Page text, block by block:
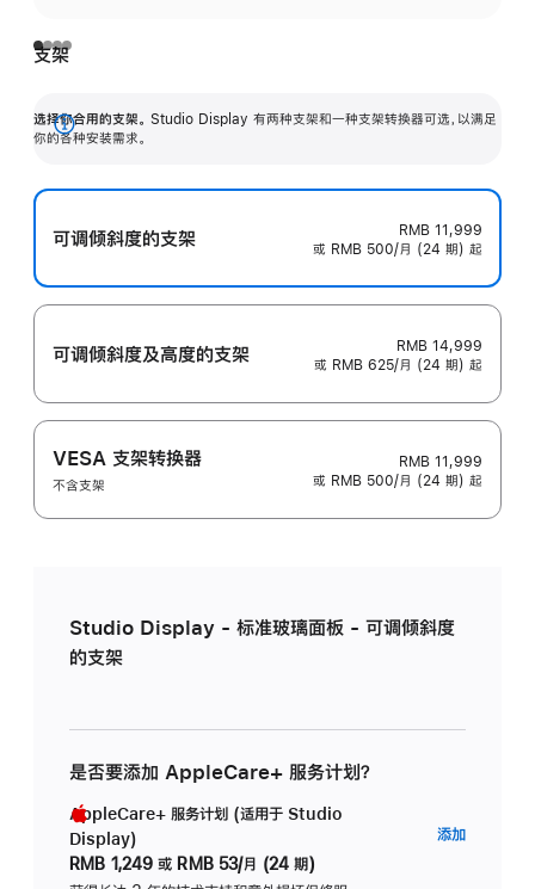
支架
选择你合用的支架。 Studio Display 有两种支架和一种支架转换器可选，以满足
你的各种安装需求。
展
可调倾斜度的支架
RMB 11,999
或 RMB 500/月 (24 期) 起
可调倾斜度及高‍度的支‍架
RMB 14,999
或 RMB 625/月 (24 期) 起
VESA 支架转换器
不含支架
RMB 11,999
或 RMB 500/月 (24 期) 起
Studio Display - 标准玻璃面板 - 可调倾斜度
的支架
是否要添加 AppleCare+ 服务计划？
AppleCare+ 服务计划 (适用于 Studio
Display)
RMB 1,249 或 RMB 53/月 (24 期)
添加